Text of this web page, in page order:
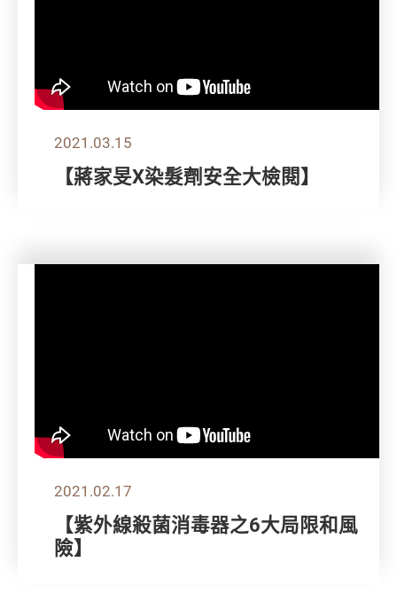
2021.03.15
【蔣家旻X染髮劑安全大檢閱】
2021.02.17
【紫外線殺菌消毒器之6大局限和風
險】